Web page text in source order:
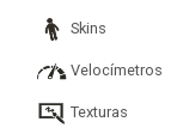
Skins
Velocímetros
Texturas